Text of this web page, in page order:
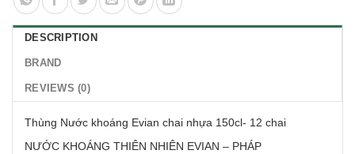
DESCRIPTION
BRAND
REVIEWS (0)
Thùng Nước khoáng Evian chai nhựa 150cl- 12 chai
NƯỚC KHOÁNG THIÊN NHIÊN EVIAN – PHÁP